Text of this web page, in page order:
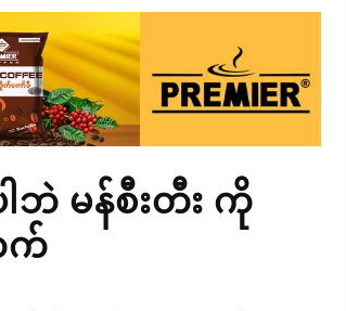
ဘဲ မန်စီးတီး ကို
က်